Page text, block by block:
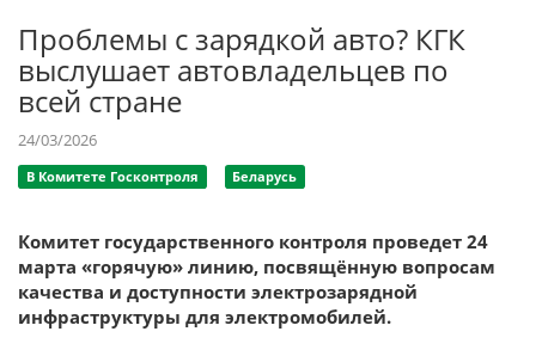
Проблемы с зарядкой авто? КГК
выслушает автовладельцев по
всей стране
24/03/2026
В Комитете Госконтроля Беларусь
Комитет государственного контроля проведет 24
марта «горячую» линию, посвящённую вопросам
качества и доступности электрозарядной
инфраструктуры для электромобилей.